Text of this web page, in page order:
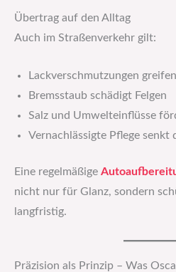
Übertrag auf den Alltag
Auch im Straßenverkehr gilt:
Lackverschmutzungen
Bremsstaub schädigt Felgen
Salz und Umwelteinflüsse
Vernachlässigte Pflege senkt
Eine regelmäßige
nicht nur für Glanz, sondern
langfristig.
Präzision als Prinzip – Was